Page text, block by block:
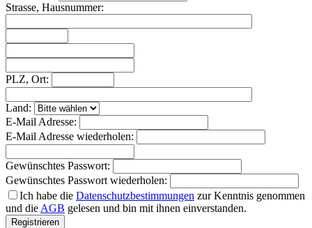
Strasse, Hausnummer:
PLZ, Ort:
Land:
E-Mail Adresse:
E-Mail Adresse wiederholen:
Gewünschtes Passwort:
Gewünschtes Passwort wiederholen:
Ich habe die Datenschutzbestimmungen zur Kenntnis genommen
und die AGB gelesen und bin mit ihnen einverstanden.
Registrieren